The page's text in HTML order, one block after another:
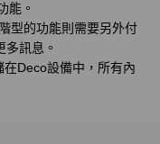
能。
型的功能則需要另外付
訊息。
Deco設備中，所有內